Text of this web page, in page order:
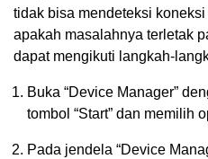
tidak bisa mendeteksi
apakah masalahnya terletak
dapat mengikuti langkah-
Buka “Device Manager”
tombol “Start” dan memilih
Pada jendela “Device